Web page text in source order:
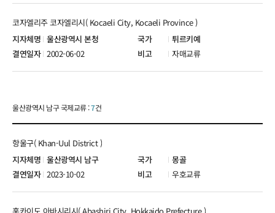
울산광역시 본청 튀르키예
코자엘리주 코자엘리시( Kocaeli City, Kocaeli Province )
2002-06-02 자매교류
울산광역시 남구 국제교류 :7건
울산광역시 남구 몽골
항울구( Khan-Uul District )
2023-10-02 우호교류